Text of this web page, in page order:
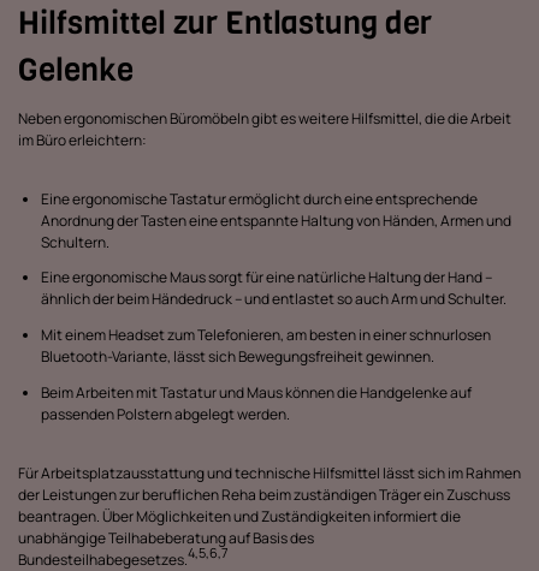
Hilfsmittel zur Entlastung der
Gelenke
Neben ergonomischen Büromöbeln gibt es weitere Hilfsmittel, die die Arbeit
im Büro erleichtern:
Eine ergonomische Tastatur ermöglicht durch eine entsprechende
Anordnung der Tasten eine entspannte Haltung von Händen, Armen und
Schultern.
Eine ergonomische Maus sorgt für eine natürliche Haltung der Hand –
ähnlich der beim Händedruck – und entlastet so auch Arm und Schulter.
Mit einem Headset zum Telefonieren, am besten in einer schnurlosen
Bluetooth-Variante, lässt sich Bewegungsfreiheit gewinnen.
Beim Arbeiten mit Tastatur und Maus können die Handgelenke auf
passenden Polstern abgelegt werden.
Für Arbeitsplatzausstattung und technische Hilfsmittel lässt sich im Rahmen
der Leistungen zur beruflichen Reha beim zuständigen Träger ein Zuschuss
beantragen. Über Möglichkeiten und Zuständigkeiten informiert die
unabhängige Teilhabeberatung auf Basis des
Bundesteilhabegesetzes.4,5,6,7